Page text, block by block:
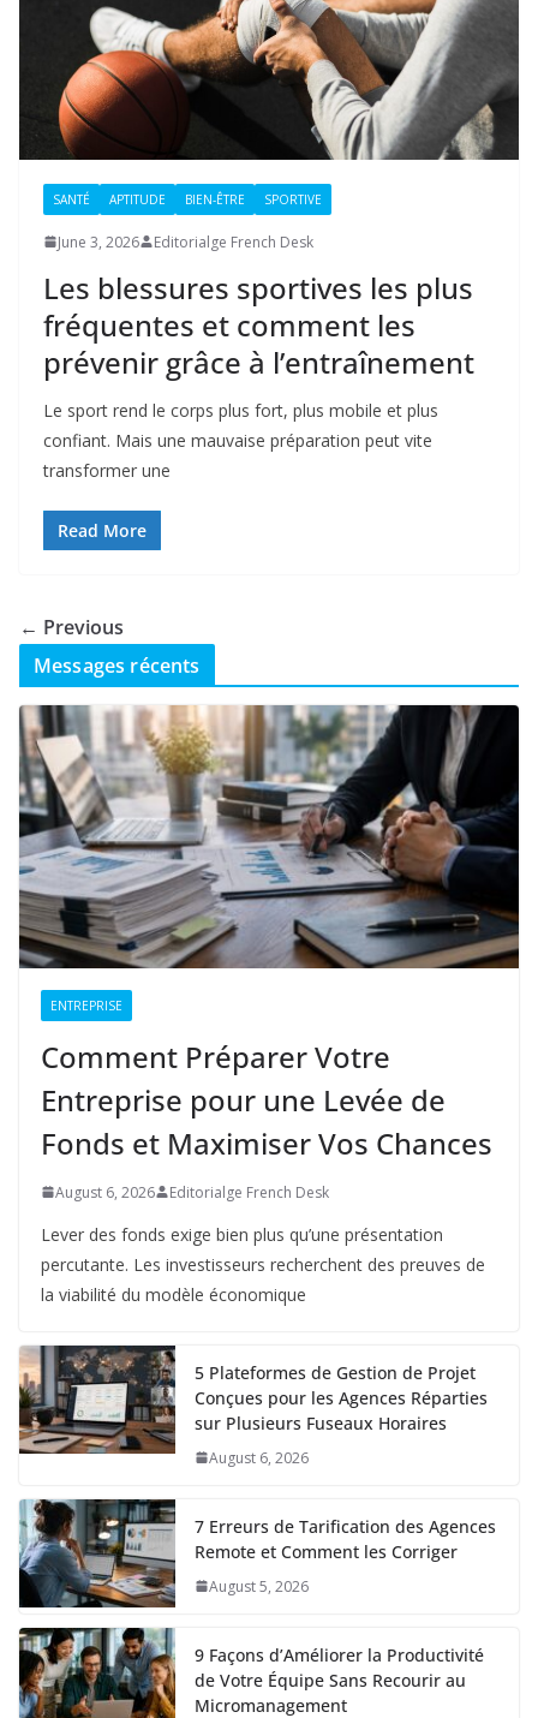
SANTÉ APTITUDE BIEN-ÊTRE SPORTIVE
June 3, 2026 Editorialge French Desk
Les blessures sportives les plus
fréquentes et comment les
prévenir grâce à l’entraînement
Le sport rend le corps plus fort, plus mobile et plus
confiant. Mais une mauvaise préparation peut vite
transformer une
Read More
← Previous
Messages récents
ENTREPRISE
Comment Préparer Votre
Entreprise pour une Levée de
Fonds et Maximiser Vos Chances
August 6, 2026 Editorialge French Desk
Lever des fonds exige bien plus qu’une présentation
percutante. Les investisseurs recherchent des preuves de
la viabilité du modèle économique
5 Plateformes de Gestion de Projet
Conçues pour les Agences Réparties
sur Plusieurs Fuseaux Horaires
August 6, 2026
7 Erreurs de Tarification des Agences
Remote et Comment les Corriger
August 5, 2026
9 Façons d’Améliorer la Productivité
de Votre Équipe Sans Recourir au
Micromanagement